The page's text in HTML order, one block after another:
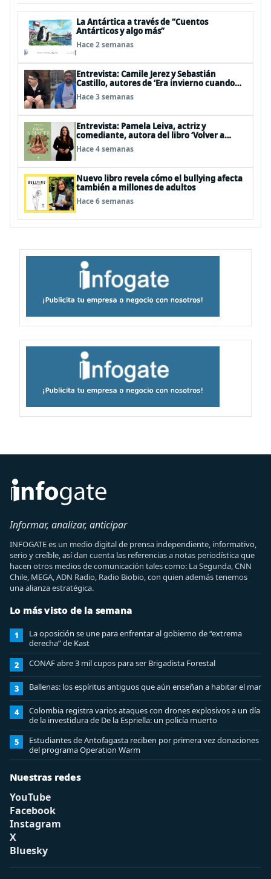
La Antártica a través de “Cuentos
Antárticos y algo más”
Hace 2 semanas
Entrevista: Camile Jerez y Sebastián
Castillo, autores de ‘Era invierno cuando
ocurrió’
Hace 3 semanas
Entrevista: Pamela Leiva, actriz y
comediante, autora del libro ‘Volver a
Nacer’
Hace 4 semanas
Nuevo libro revela cómo el bullying afecta
también a millones de adultos
Hace 6 semanas
Informar, analizar, anticipar
INFOGATE es un medio digital de prensa independiente, informativo,
serio y creíble, así dan cuenta las referencias a notas periodística que
hacen otros medios de comunicación tales como: La Segunda, CNN
Chile, MEGA, ADN Radio, Radio Biobio, con quien además tenemos
una alianza estratégica.
Lo más visto de la semana
1
La oposición se une para enfrentar al gobierno de “extrema
derecha” de Kast
2 CONAF abre 3 mil cupos para ser Brigadista Forestal
3 Ballenas: los espíritus antiguos que aún enseñan a habitar el mar
4
Colombia registra varios ataques con drones explosivos a un día
de la investidura de De la Espriella: un policía muerto
5
Estudiantes de Antofagasta reciben por primera vez donaciones
del programa Operation Warm
Nuestras redes
YouTube
Facebook
Instagram
X
Bluesky